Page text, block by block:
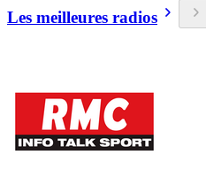
Les meilleures radios